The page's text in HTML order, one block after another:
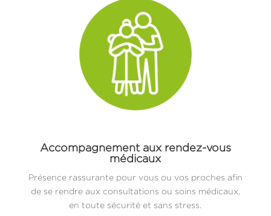
Accompagnement aux rendez-vous
médicaux
Présence rassurante pour vous ou vos proches afin
de se rendre aux consultations ou soins médicaux,
en toute sécurité et sans stress.